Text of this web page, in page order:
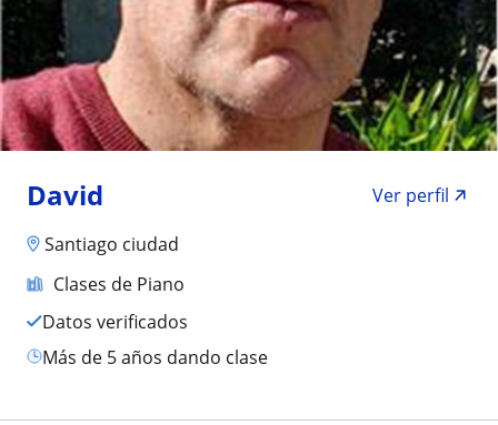
David
Ver perfil
Santiago ciudad
Clases de Piano
Datos verificados
más de 5 años dando clase